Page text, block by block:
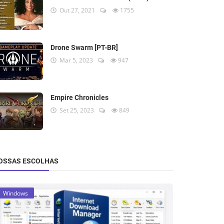
Out 27, 2021 1755
Drone Swarm [PT-BR]
Mar 5, 2023 947
Empire Chronicles
Set 25, 2023 849
ESCOLHAS
Windows